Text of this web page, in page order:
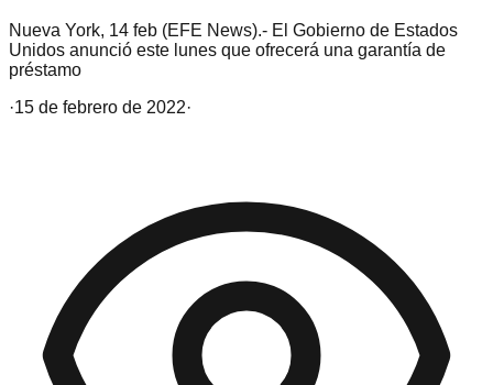
Nueva York, 14 feb (EFE News).- El Gobierno de Estados
Unidos anunció este lunes que ofrecerá una garantía de
préstamo
·15 de febrero de 2022·